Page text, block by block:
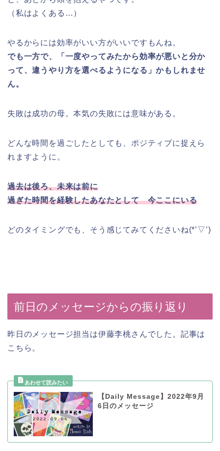
（私はよくある…）
やるからには効率がいい方がいいですもんね。
でも一方で、「一度やってみたから効率が悪いと分か
って、違うやり方を選べるようになる」かもしれませ
ん。
失敗は成功の母。本気の失敗には意味がある。
どんな時間を過ごしたとしても、ポジティブに捉えら
れますように。
過去は後ろ、未来は前に
過ぎた時間を経験したあなたとして 今ここにいる
どのタイミングでも、そう感じてみてくださいね(*’▽’)
前日のメッセージからの振り返り
昨日のメッセージ担当は伊藤李桃さんでした。記事は
こちら。
【Daily Message】2022年9月
6日のメッセージ